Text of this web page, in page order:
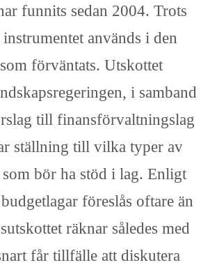
funnits sedan 2004. Trots
används i den
förväntats. Utskottet
i samband
till finansförvaltningslag
ställning till vilka typer av
bör ha stöd i lag. Enligt
föreslås oftare än
räknar således med
får tillfälle att diskutera